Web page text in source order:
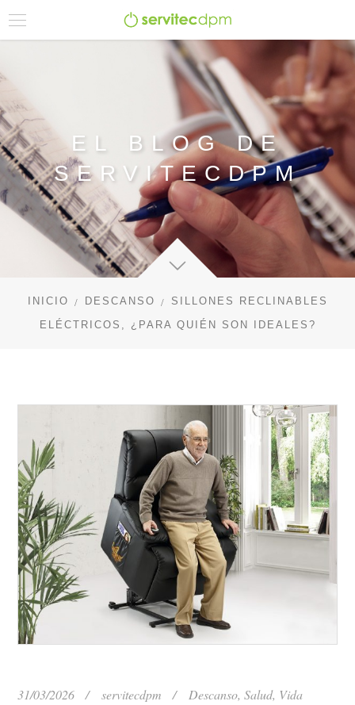
EL BLOG DE
SERVITECDPM
INICIO DESCANSO
SILLONES RECLINABLES
ELÉCTRICOS, ¿PARA QUIÉN SON IDEALES?
31/03/2026 servitecdpm Descanso,Salud, Vida